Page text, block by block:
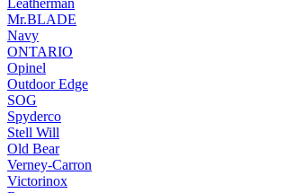
Leatherman
Mr.BLADE
Navy
ONTARIO
Opinel
Outdoor Edge
SOG
Spyderco
Stell Will
Old Bear
Verney-Carron
Victorinox